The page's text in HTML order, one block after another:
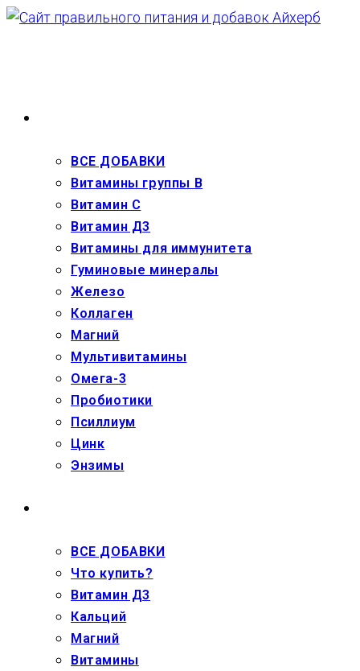
Перейти
ВСЕ ДОБАВКИ
Витамины группы В
Витамин С
Витамин Д3
Витамины для иммунитета
Гуминовые минералы
Железо
Коллаген
Магний
Мультивитамины
Омега-3
Пробиотики
Псиллиум
Цинк
Энзимы
ВСЕ ДОБАВКИ
Что купить?
Витамин Д3
Кальций
Магний
Витамины